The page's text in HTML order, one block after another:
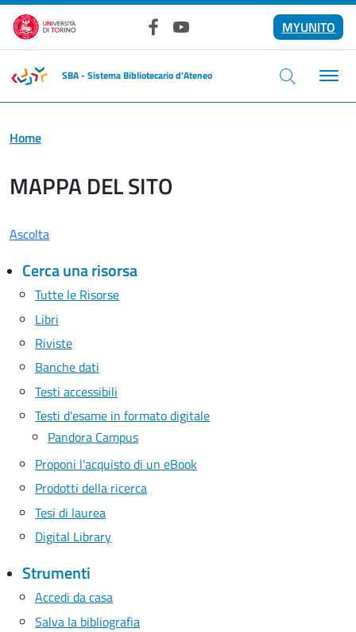
Salta al contenuto principale
FacebookYouTube
MYUNITO
SBA - Sistema Bibliotecario d'Ateneo
Home
MAPPA DEL SITO
Ascolta
Cerca una risorsa
Tutte le Risorse
Libri
Riviste
Banche dati
Testi accessibili
Testi d'esame in formato digitale
Pandora Campus
Proponi l'acquisto di un eBook
Prodotti della ricerca
Tesi di laurea
Digital Library
Strumenti
Accedi da casa
Salva la bibliografia